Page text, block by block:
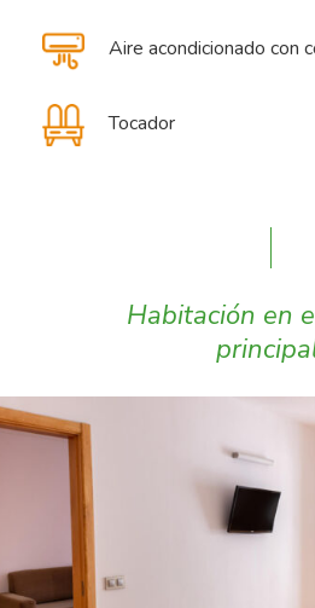
Aire acondicionado con
Tocador
Habitación en